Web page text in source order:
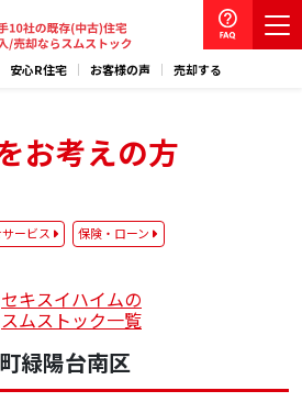
安心R住宅 お客様の声 売却する
お考えの方
ービス 保険・ローン
セキスイハイムの
スムストック一覧
緑陽台南区